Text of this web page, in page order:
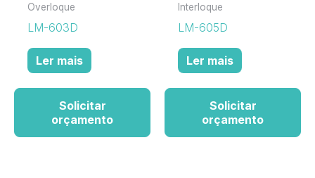
Overloque
LM-603D
Ler mais
Solicitar
orçamento
Interloque
LM-605D
Ler mais
Solicitar
orçamento